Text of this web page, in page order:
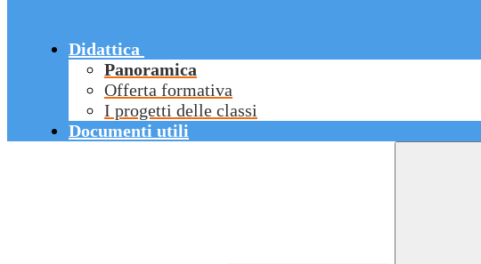
Didattica
Panoramica
Offerta formativa
I progetti delle classi
Documenti utili